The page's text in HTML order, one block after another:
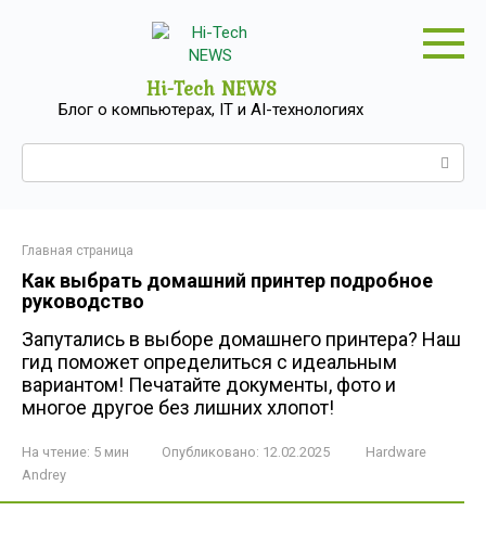
Hi-Tech NEWS
Блог о компьютерах, IT и AI-технологиях
Главная страница
Как выбрать домашний принтер подробное
руководство
Запутались в выборе домашнего принтера? Наш
гид поможет определиться с идеальным
вариантом! Печатайте документы, фото и
многое другое без лишних хлопот!
На чтение: 5 мин Опубликовано: 12.02.2025
Hardware
Andrey